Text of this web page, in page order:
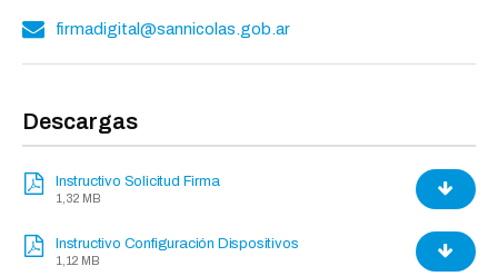
firmadigital@sannicolas.gob.ar
Descargas
Instructivo Solicitud Firma
1,32 MB
Instructivo Configuración Dispositivos
1,12 MB